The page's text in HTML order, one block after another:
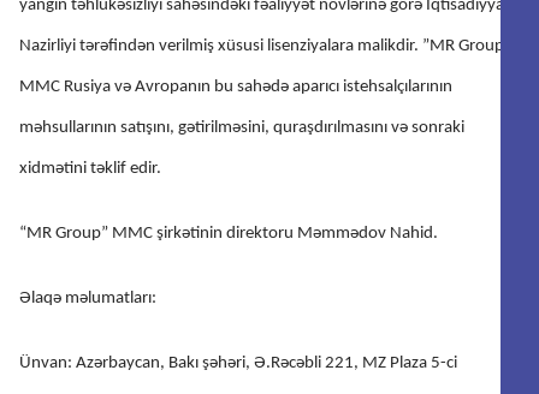
yanğın təhlükəsizliyi sahəsindəki fəaliyyət növlərinə görə İqtisadiyyat
Nazirliyi tərəfindən verilmiş xüsusi lisenziyalara malikdir. ”MR Group”
MMC Rusiya və Avropanın bu sahədə aparıcı istehsalçılarının
məhsullarının satışını, gətirilməsini, quraşdırılmasını və sonraki
xidmətini təklif edir.
“MR Group” MMC şirkətinin direktoru Məmmədov Nahid.
Əlaqə məlumatları:
Ünvan: Azərbaycan, Bakı şəhəri, Ə.Rəcəbli 221, MZ Plaza 5-ci